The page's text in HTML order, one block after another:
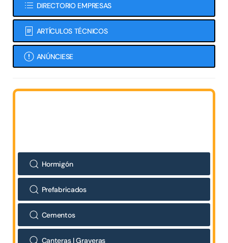
DIRECTORIO EMPRESAS
ARTÍCULOS TÉCNICOS
ANÚNCIESE
Hormigón
Prefabricados
Cementos
Canteras | Graveras